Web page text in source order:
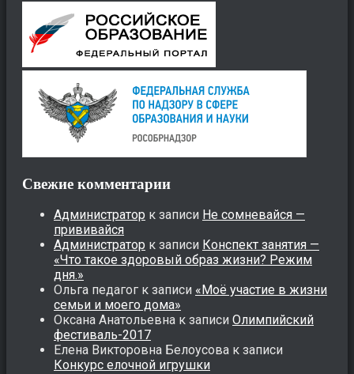
Свежие комментарии
Администратор к записи Не сомневайся —
прививайся
Администратор к записи Конспект занятия —
«Что такое здоровый образ жизни? Режим
дня.»
Ольга педагог к записи «Моё участие в жизни
семьи и моего дома»
Оксана Анатольевна к записи Олимпийский
фестиваль-2017
Елена Викторовна Белоусова к записи
Конкурс елочной игрушки